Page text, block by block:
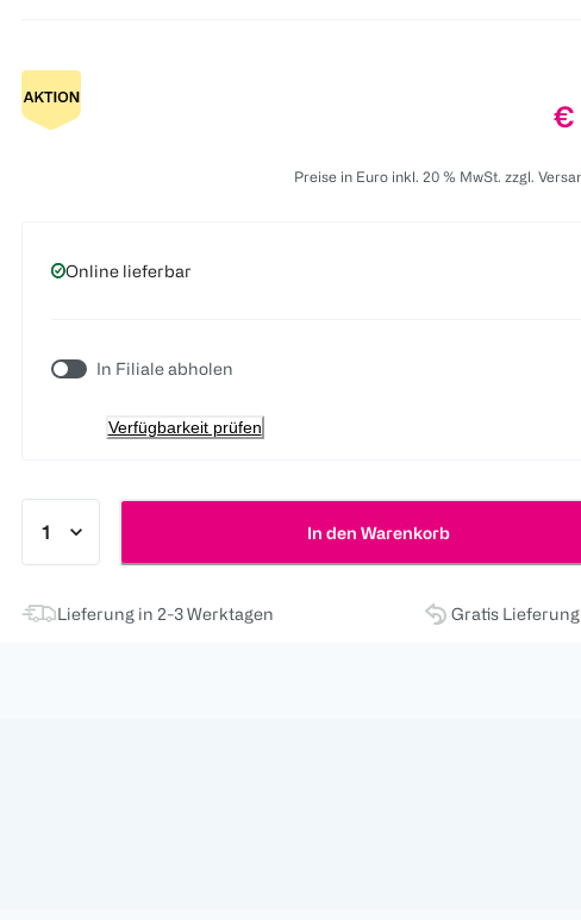
€
Preise in Euro inkl. 20 % MwSt. zzgl.
Online lieferbar
In Filiale abholen
Verfügbarkeit prüfen
In den Warenkorb
Lieferung in 2-3 Werktagen Gratis